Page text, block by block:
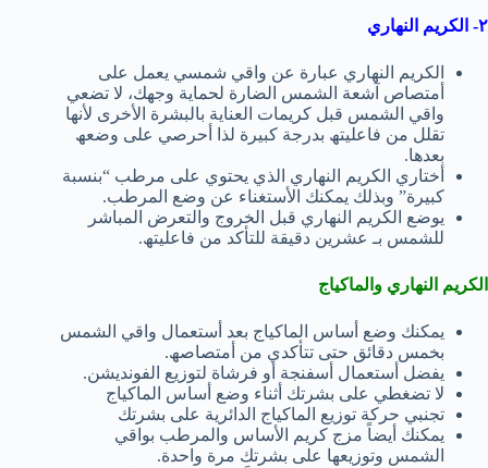
٢- الكریم النھاري
الكریم النھاري عبارة عن واقي شمسي یعمل على
أمتصاص آشعة الشمس الضارة لحمایة وجھك، لا تضعي
واقي الشمس قبل كریمات العنایة بالبشرة الأخرى لأنھا
تقلل من فاعلیتھ بدرجة كبیرة لذا أحرصي على وضعھ
بعدھا.
أختاري الكریم النھاري الذي یحتوي على مرطب “بنسبة
كبیرة” وبذلك یمكنك الأستغناء عن وضع المرطب.
یوضع الكریم النھاري قبل الخروج والتعرض المباشر
للشمس بـ عشرین دقیقة للتأكد من فاعلیتھ.
الكریم النھاري والماكیاج
یمكنك وضع أساس الماكیاج بعد أستعمال واقي الشمس
بخمس دقائق حتى تتأكدي من أمتصاصھ.
یفضل أستعمال أسفنجة أو فرشاة لتوزیع الفوندیشن.
لا تضغطي على بشرتك أثناء وضع أساس الماكیاج
تجنبي حركة توزیع الماكیاج الدائریة على بشرتك
یمكنك أیضاً مزج كریم الأساس والمرطب بواقي
الشمس وتوزیعھا على بشرتك مرة واحدة.